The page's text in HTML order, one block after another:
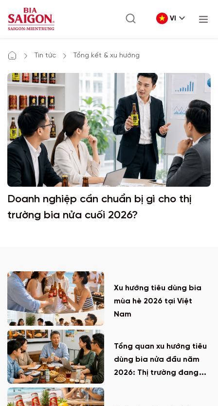
VI
Tin tức Tổng kết & xu hướng
Doanh nghiệp cần chuẩn bị gì cho thị
trường bia nửa cuối 2026?
Xu hướng tiêu dùng bia
mùa hè 2026 tại Việt
Nam
Tổng quan xu hướng tiêu
dùng bia nửa đầu năm
2026: Thị trường đang